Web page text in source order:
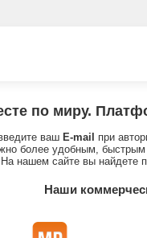
по миру.
ваш E-mail
при
более удобным,
нашем сайте вы найдете
Наши